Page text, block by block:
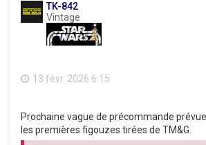
TK-842
Vintage
13 févr. 2026 6:15
Prochaine vague de précommande
les premières figouzes tirées de TM&G.